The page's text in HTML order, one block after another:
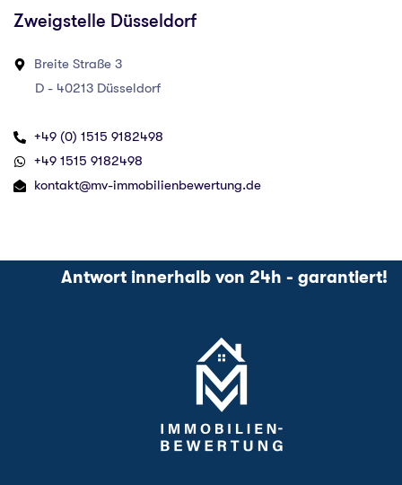
Zweigstelle Düsseldorf
Breite Straße 3
D - 40213 Düsseldorf
+49 (0) 1515 9182498‬
‪+49 1515 9182498‬
kontakt@mv-immobilienbewertung.de
Antwort innerhalb von 24h - garantiert!